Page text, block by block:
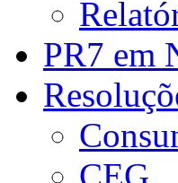
PR7 em
CEG